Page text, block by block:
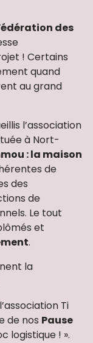
des
! Certains
quand
au grand
l’association
à Nort-
: la maison
de
des
de
Le tout
et
.
la
Ti
de nos Pause
logistique ! ».